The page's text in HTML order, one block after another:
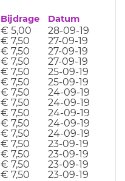
Bijdrage Datum
€ 5,00
28-09-19
€ 7,50
27-09-19
€ 7,50
27-09-19
€ 7,50
27-09-19
€ 7,50
25-09-19
€ 7,50
25-09-19
€ 7,50
24-09-19
€ 7,50
24-09-19
€ 7,50
24-09-19
€ 7,50
24-09-19
€ 7,50
24-09-19
€ 7,50
23-09-19
€ 7,50
23-09-19
€ 7,50
23-09-19
€ 7,50 23-09-19